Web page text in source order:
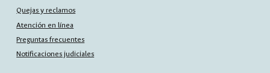
Quejas y reclamos
Atención en línea
Preguntas frecuentes
Notificaciones judiciales